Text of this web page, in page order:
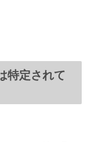
特定されて